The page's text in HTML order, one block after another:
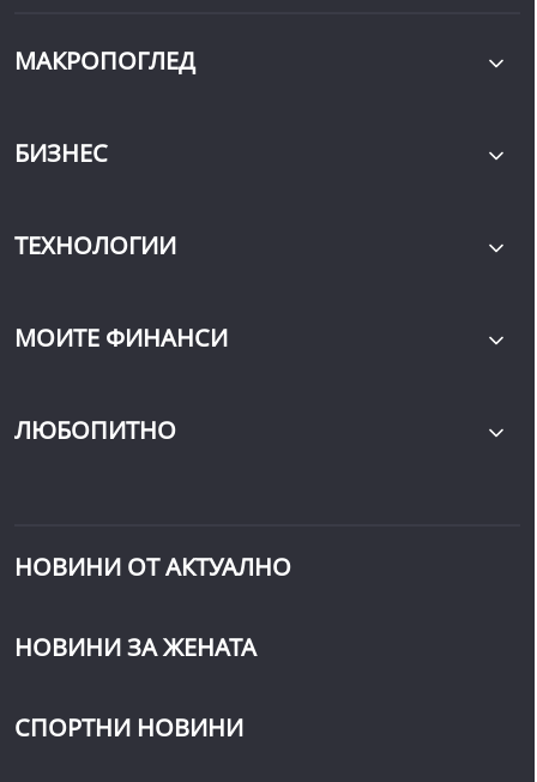
МАКРОПОГЛЕД
БИЗНЕС
ТЕХНОЛОГИИ
МОИТЕ ФИНАНСИ
ЛЮБОПИТНО
НОВИНИ ОТ АКТУАЛНО
НОВИНИ ЗА ЖЕНАТА
СПОРТНИ НОВИНИ